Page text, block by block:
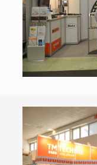
PŘIHLÁSIT
SE